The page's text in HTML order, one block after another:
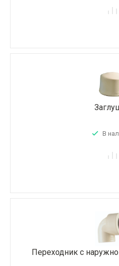
В
Переходник с